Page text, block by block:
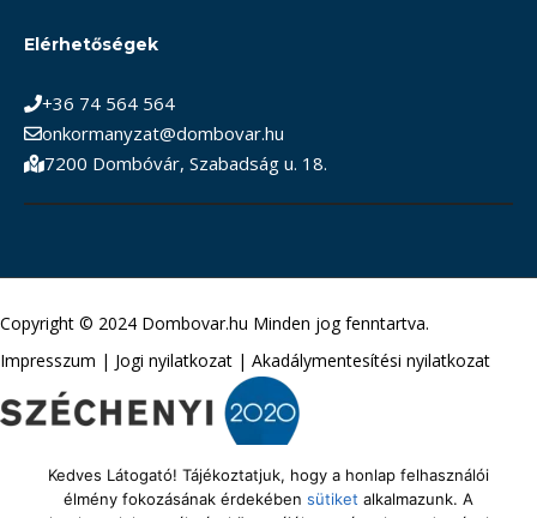
Elérhetőségek
+36 74 564 564
onkormanyzat@dombovar.hu
7200 Dombóvár, Szabadság u. 18.
Copyright © 2024 Dombovar.hu Minden jog fenntartva.
Impresszum | Jogi nyilatkozat | Akadálymentesítési nyilatkozat
Kedves Látogató! Tájékoztatjuk, hogy a honlap felhasználói
élmény fokozásának érdekében sütiket alkalmazunk. A